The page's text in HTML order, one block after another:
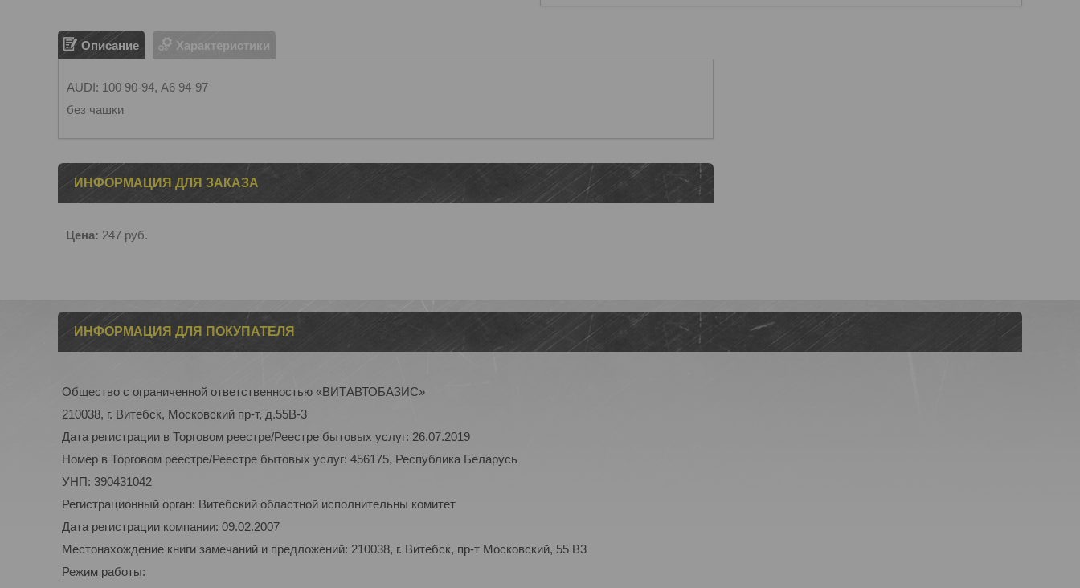
Описание Характеристики
AUDI: 100 90-94, А6 94-97
без чашки
ИНФОРМАЦИЯ ДЛЯ ЗАКАЗА
Цена: 247 руб.
ИНФОРМАЦИЯ ДЛЯ ПОКУПАТЕЛЯ
Общество с ограниченной ответственностью «ВИТАВТОБАЗИС»
210038, г. Витебск, Московский пр-т, д.55В-3
Дата регистрации в Торговом реестре/Реестре бытовых услуг: 26.07.2019
Номер в Торговом реестре/Реестре бытовых услуг: 456175, Республика Беларусь
УНП: 390431042
Регистрационный орган: Витебский областной исполнительны комитет
Дата регистрации компании: 09.02.2007
Местонахождение книги замечаний и предложений: 210038, г. Витебск, пр-т Московский, 55 B3
Режим работы: